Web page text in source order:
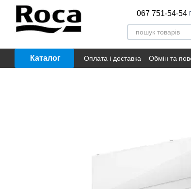
Перейти до основного контенту
067 751-54-54
Каталог Оплата і доставка Обмін та